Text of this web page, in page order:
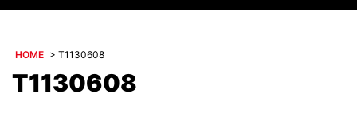
HOME > T1130608
T1130608